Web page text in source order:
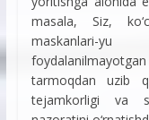
masala, Siz,
maskanlari-
tarmoqdan uzib
tejamkorligi va